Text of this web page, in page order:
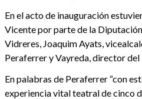
En el acto de inauguración
Vicente por parte de la
Vidreres, Joaquim Ayats,
Peraferrer y Vayreda, director del
En palabras de Peraferrer “con
experiencia vital teatral de cinco